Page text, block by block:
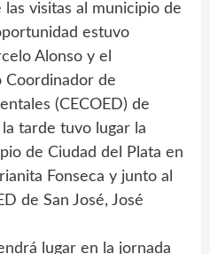
visitas al municipio de
estuvo
Alonso y el
Coordinador de
(CECOED) de
tarde tuvo lugar la
de Ciudad del Plata en
Fonseca y junto al
de San José, José
lugar en la jornada